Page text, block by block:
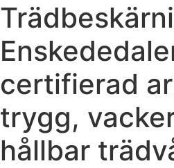
certifierad
trygg,
hållbar